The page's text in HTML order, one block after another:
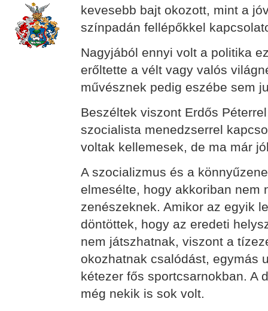
kevesebb bajt okozott, mint a
színpadán fellépőkkel
Nagyjából ennyi volt a politika
erőltette a vélt vagy valós
művésznek pedig eszébe sem
Beszéltek viszont Erdős
szocialista menedzserrel
voltak kellemesek, de ma már
A szocializmus és a
elmesélte, hogy akkoriban nem
zenészeknek. Amikor az egyik
döntöttek, hogy az eredeti
nem játszhatnak, viszont a
okozhatnak csalódást, egymás
kétezer fős sportcsarnokban. A
még nekik is sok volt.